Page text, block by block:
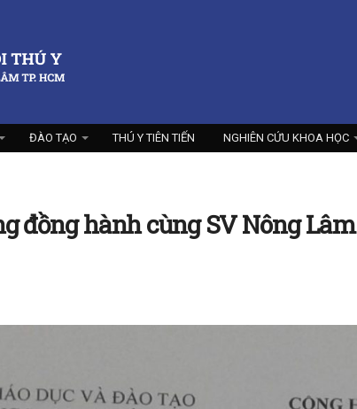
ĐÀO TẠO THÚ Y TIÊN TIẾN NGHIÊN CỨU KHOA HỌC
đồng hành cùng SV Nông Lâm